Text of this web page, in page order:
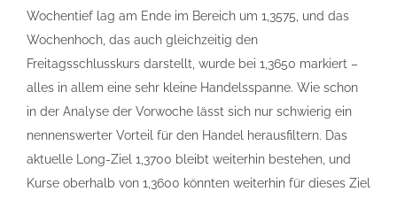
Wochentief lag am Ende im Bereich um 1,3575, und das
Wochenhoch, das auch gleichzeitig den
Freitagsschlusskurs darstellt, wurde bei 1,3650 markiert –
alles in allem eine sehr kleine Handelsspanne. Wie schon
in der Analyse der Vorwoche lässt sich nur schwierig ein
nennenswerter Vorteil für den Handel herausfiltern. Das
aktuelle Long-Ziel 1,3700 bleibt weiterhin bestehen, und
Kurse oberhalb von 1,3600 könnten weiterhin für dieses Ziel